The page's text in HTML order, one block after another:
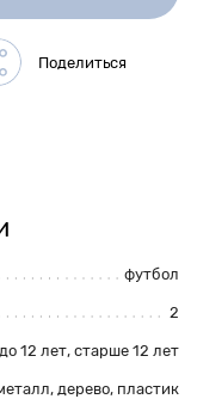
футбол
2
12 лет, старше 12 лет
, дерево, пластик